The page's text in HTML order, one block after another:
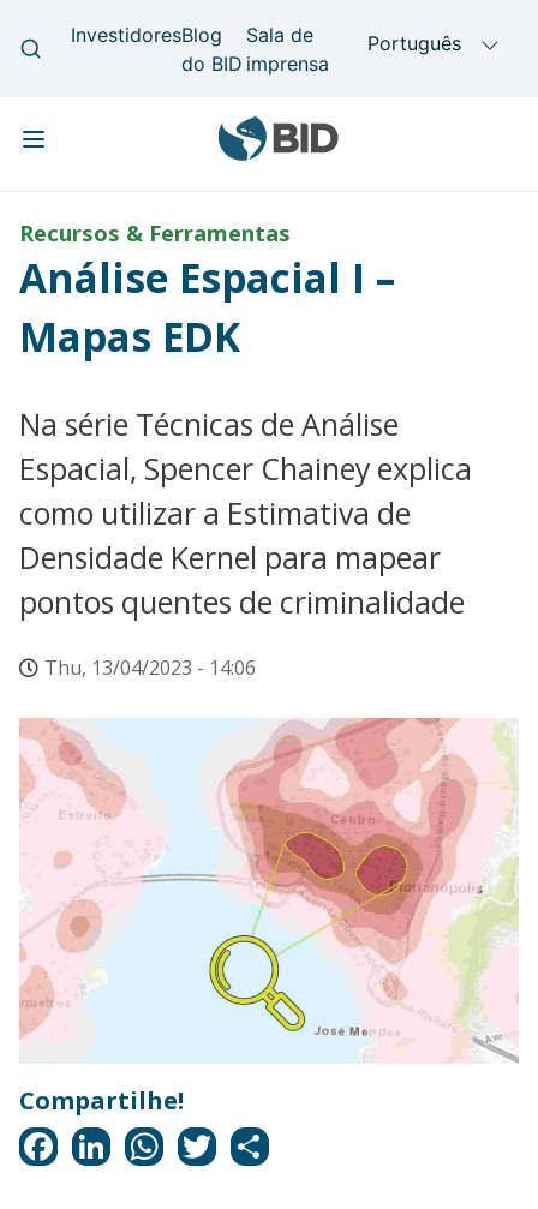
Recursos & Ferramentas
Análise Espacial I –
Mapas EDK
Na série Técnicas de Análise
Espacial, Spencer Chainey explica
como utilizar a Estimativa de
Densidade Kernel para mapear
pontos quentes de criminalidade
Thu, 13/04/2023 - 14:06